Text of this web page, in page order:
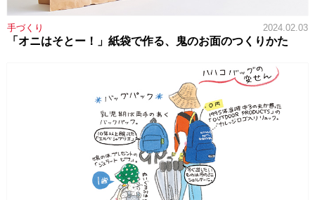
手づくり 2024.02.03
「オニはそとー！」紙袋で作る、鬼のお面のつくりかた